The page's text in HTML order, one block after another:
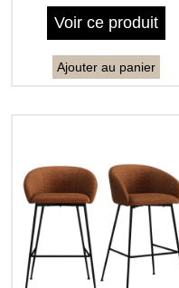
Voir ce produit
Ajouter au panier